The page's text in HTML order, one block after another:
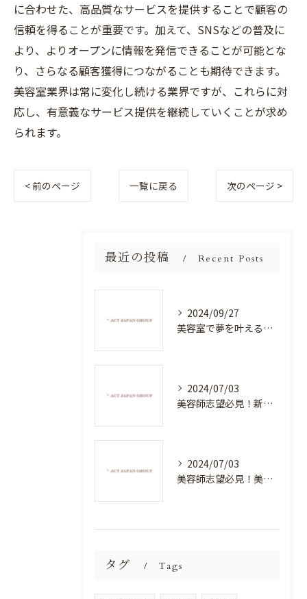
に合わせた、高品質なサービスを提供することで顧客の
信頼を得ることが重要です。加えて、SNSなどの普及に
より、よりオープンに情報を発信できることが可能とな
り、さらなる顧客獲得につながることも期待できます。
美容室業界は常に変化し続ける業界ですが、これらに対
応し、有意義なサービス提供を継続していくことが求め
られます。
< 前のページ 一覧に戻る 次のページ >
最近の投稿 Recent Posts
2024/09/27
美容室で夢を叶える！自分を磨く新たなチャンス
2024/07/03
美容師志望必見！新たな価値を創造する美容室でハイレベルな技術を学べる環境
2024/07/03
美容師志望必見！美容室NEWSTANDARDで最高のスキルアップを目指そう！
タグ Tags